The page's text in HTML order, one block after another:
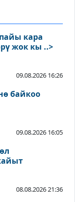
кара
жок кы ..>
09.08.2026 16:26
байкоо
09.08.2026 16:05
08.08.2026 21:36